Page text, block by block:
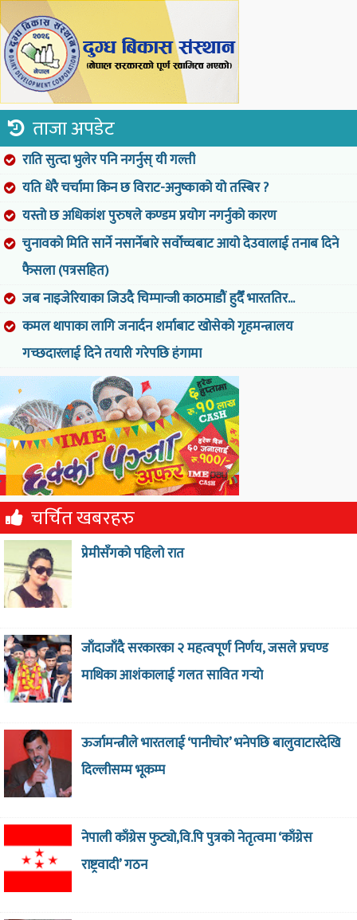
ताजा अपडेट
राति सुत्दा भुलेर पनि नगर्नुस् यी गल्ती
यति धेरै चर्चामा किन छ विराट-अनुष्काको यो तस्बिर ?
यस्तो छ अधिकांश पुरुषले कण्डम प्रयोग नगर्नुको कारण
चुनावको मिति सार्ने नसार्नेबारे सर्वोच्चबाट आयो देउवालाई तनाब दिने
फैसला (पत्रसहित)
जब नाइजेरियाका जिउदै चिम्पान्जी काठमाडौं हुदैँ भारततिर...
कमल थापाका लागि जनार्दन शर्माबाट खोसेको गृहमन्त्रालय
गच्छदारलाई दिने तयारी गरेपछि हंगामा
चर्चित खबरहरु
प्रेमीसँगको पहिलो रात
जाँदाजाँदै सरकारका २ महत्वपूर्ण निर्णय, जसले प्रचण्ड
माथिका आशंकालाई गलत सावित गर्‍याे
ऊर्जामन्त्रीले भारतलाई ‘पानीचोर’ भनेपछि बालुवाटारदेखि
दिल्लीसम्म भूकम्प
नेपाली काँग्रेस फुट्यो,वि.पि पुत्रको नेतृत्वमा ‘काँग्रेस
राष्ट्रवादी’ गठन